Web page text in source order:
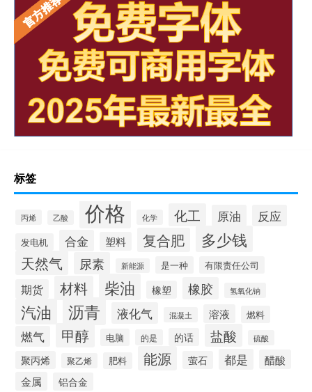
标签
丙烯 乙酸 价格 化学 化工 原油 反应
发电机 合金 塑料 复合肥 多少钱
天然气 尿素 新能源 是一种 有限责任公司
期货 材料 柴油 橡塑 橡胶 氢氧化钠
汽油 沥青 液化气 混凝土 溶液 燃料
燃气 甲醇 电脑 的是 的话 盐酸 硫酸
聚丙烯 聚乙烯 肥料 能源 萤石 都是 醋酸
金属 铝合金